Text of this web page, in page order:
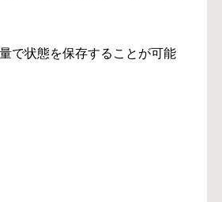
で状態を保存することが可能